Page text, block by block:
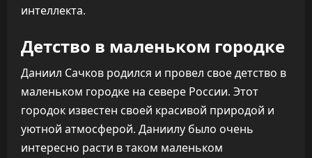
интеллекта.
Детство в маленьком городке
Даниил Сачков родился и провел свое детство в
маленьком городке на севере России. Этот
городок известен своей красивой природой и
уютной атмосферой. Даниилу было очень
интересно расти в таком маленьком